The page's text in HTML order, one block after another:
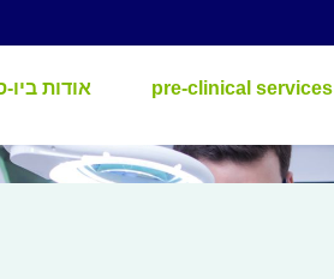
pre-clinical services
אודות